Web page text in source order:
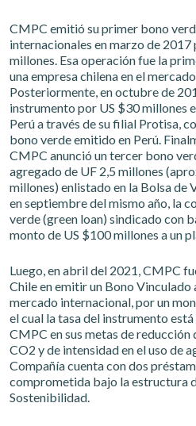
CMPC emitió su primer bono
internacionales en marzo de
millones. Esa operación fue la
una empresa chilena en el
Posteriormente, en octubre de
instrumento por US $30 millones
Perú a través de su filial Protisa,
bono verde emitido en Perú.
CMPC anunció un tercer bono
agregado de UF 2,5 millones
millones) enlistado en la Bolsa de
en septiembre del mismo año, la
verde (green loan) sindicado con
monto de US $100 millones a un
Luego, en abril del 2021, CMPC
Chile en emitir un Bono Vinculado
mercado internacional, por un
el cual la tasa del instrumento
CMPC en sus metas de reducción
CO2 y de intensidad en el uso de
Compañía cuenta con dos
comprometida bajo la estructura
Sostenibilidad.